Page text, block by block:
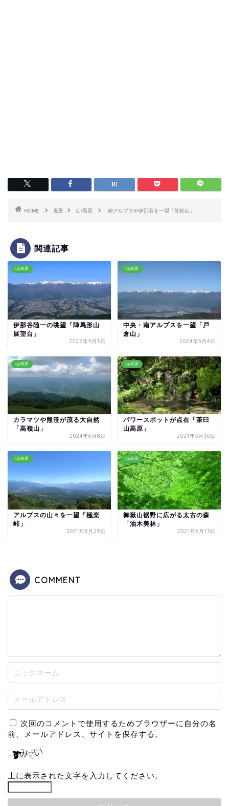
HOME 風景 山/高原 南アルプスや伊那谷を一望「笠松山」
関連記事
山/高原
伊那谷随一の眺望「陣馬形山
展望台」
2022年5月3日
山/高原
中央・南アルプスを一望「戸
倉山」
2024年5月4日
山/高原
カラマツや熊笹が茂る大自然
「高嶺山」
2024年6月8日
山/高原
パワースポットが点在「茶臼
山高原」
2021年5月30日
山/高原
アルプスの山々を一望「極楽
峠」
2021年8月29日
山/高原
御嶽山裾野に広がる太古の森
「油木美林」
2021年6月13日
COMMENT
次回のコメントで使用するためブラウザーに自分の名
前、メールアドレス、サイトを保存する。
上に表示された文字を入力してください。